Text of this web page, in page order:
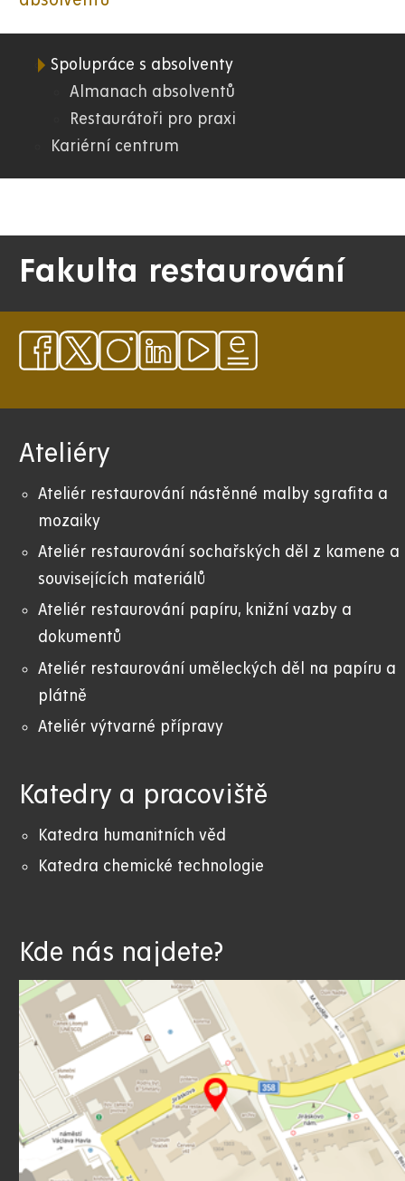
FR
Spolupráce s absolventy
Almanach absolventů
Restaurátoři pro praxi
Kariérní centrum
Fakulta restaurování
Ateliéry
Ateliér restaurování nástěnné malby sgrafita a
mozaiky
Ateliér restaurování sochařských děl z kamene a
souvisejících materiálů
Ateliér restaurování papíru, knižní vazby a
dokumentů
Ateliér restaurování uměleckých děl na papíru a
plátně
Ateliér výtvarné přípravy
Katedry a pracoviště
Katedra humanitních věd
Katedra chemické technologie
Kde nás najdete?